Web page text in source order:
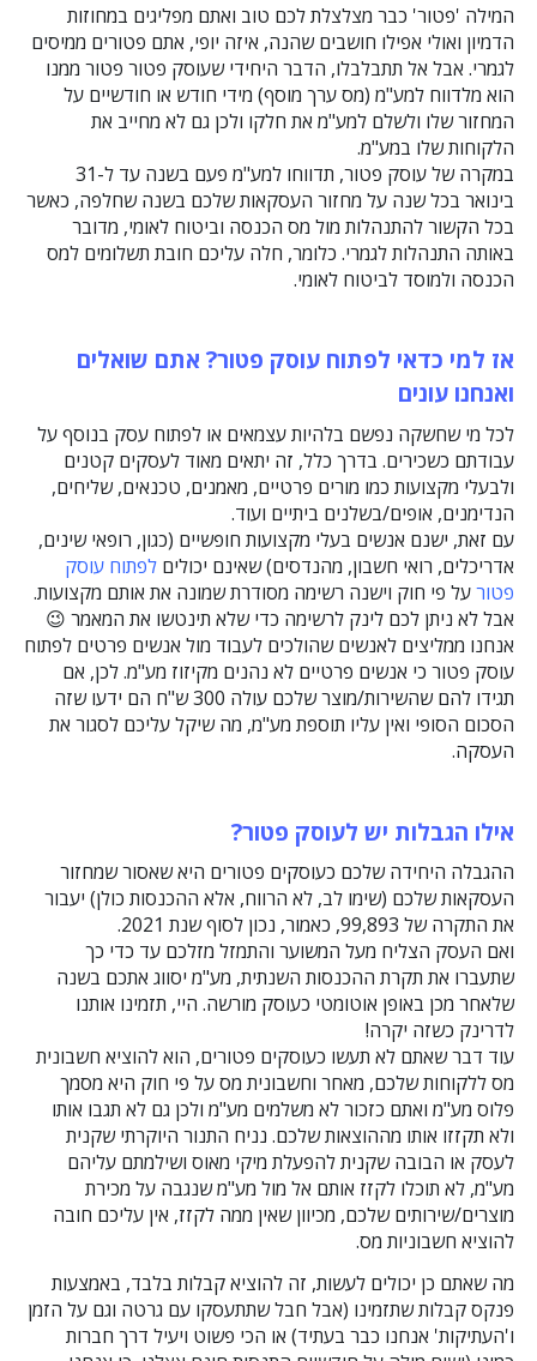
המילה 'פטור' כבר מצלצלת לכם טוב ואתם מפליגים במחוזות
הדמיון ואולי אפילו חושבים שהנה, איזה יופי, אתם פטורים ממיסים
לגמרי. אבל אל תתבלבלו, הדבר היחידי שעוסק פטור פטור ממנו
הוא מלדווח למע"מ (מס ערך מוסף) מידי חודש או חודשיים על
המחזור שלו ולשלם למע"מ את חלקו ולכן גם לא מחייב את
הלקוחות שלו במע"מ.
במקרה של עוסק פטור, תדווחו למע"מ פעם בשנה עד ל-31
בינואר בכל שנה על מחזור העסקאות שלכם בשנה שחלפה, כאשר
בכל הקשור להתנהלות מול מס הכנסה וביטוח לאומי, מדובר
באותה התנהלות לגמרי. כלומר, חלה עליכם חובת תשלומים למס
הכנסה ולמוסד לביטוח לאומי.
אז למי כדאי לפתוח עוסק פטור? אתם שואלים
ואנחנו עונים
לכל מי שחשקה נפשם בלהיות עצמאים או לפתוח עסק בנוסף על
עבודתם כשכירים. בדרך כלל, זה יתאים מאוד לעסקים קטנים
ולבעלי מקצועות כמו מורים פרטיים, מאמנים, טכנאים, שליחים,
הנדימנים, אופים/בשלנים ביתיים ועוד.
עם זאת, ישנם אנשים בעלי מקצועות חופשיים (כגון, רופאי שינים,
אדריכלים, רואי חשבון, מהנדסים) שאינם יכוליםלפתוח עוסק
פטורעל פי חוק וישנה רשימה מסודרת שמונה את אותם מקצועות.
אבל לא ניתן לכם לינק לרשימה כדי שלא תינטשו את המאמר 😉
אנחנו ממליצים לאנשים שהולכים לעבוד מול אנשים פרטים לפתוח
עוסק פטור כי אנשים פרטיים לא נהנים מקיזוז מע"מ. לכן, אם
תגידו להם שהשירות/מוצר שלכם עולה 300 ש"ח הם ידעו שזה
הסכום הסופי ואין עליו תוספת מע"מ, מה שיקל עליכם לסגור את
העסקה.
אילו הגבלות יש לעוסק פטור?
ההגבלה היחידה שלכם כעוסקים פטורים היא שאסור שמחזור
העסקאות שלכם (שימו לב, לא הרווח, אלא ההכנסות כולן) יעבור
את התקרה של 99,893, כאמור, נכון לסוף שנת 2021.
ואם העסק הצליח מעל המשוער והתמזל מזלכם עד כדי כך
שתעברו את תקרת ההכנסות השנתית, מע"מ יסווג אתכם בשנה
שלאחר מכן באופן אוטומטי כעוסק מורשה. היי, תזמינו אותנו
לדרינק כשזה יקרה!
עוד דבר שאתם לא תעשו כעוסקים פטורים, הוא להוציא חשבונית
מס ללקוחות שלכם, מאחר וחשבונית מס על פי חוק היא מסמך
פלוס מע"מ ואתם כזכור לא משלמים מע"מ ולכן גם לא תגבו אותו
ולא תקזזו אותו מההוצאות שלכם. נניח התנור היוקרתי שקנית
לעסק או הבובה שקנית להפעלת מיקי מאוס ושילמתם עליהם
מע"מ, לא תוכלו לקזז אותם אל מול מע"מ שנגבה על מכירת
מוצרים/שירותים שלכם, מכיוון שאין ממה לקזז, אין עליכם חובה
להוציא חשבוניות מס.
מה שאתם כן יכולים לעשות, זה להוציא קבלות בלבד, באמצעות
פנקס קבלות שתזמינו (אבל חבל שתתעסקו עם גרטה וגם על הזמן
ו'העתיקות' אנחנו כבר בעתיד) או הכי פשוט ויעיל דרך חברות